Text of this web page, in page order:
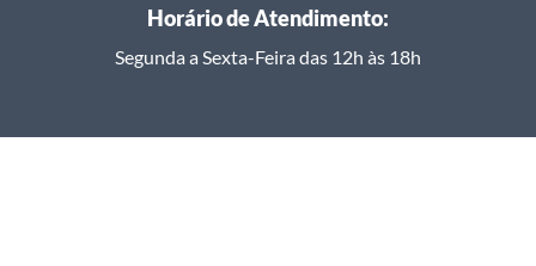
Horário de Atendimento:
Segunda a Sexta-Feira das 12h às 18h